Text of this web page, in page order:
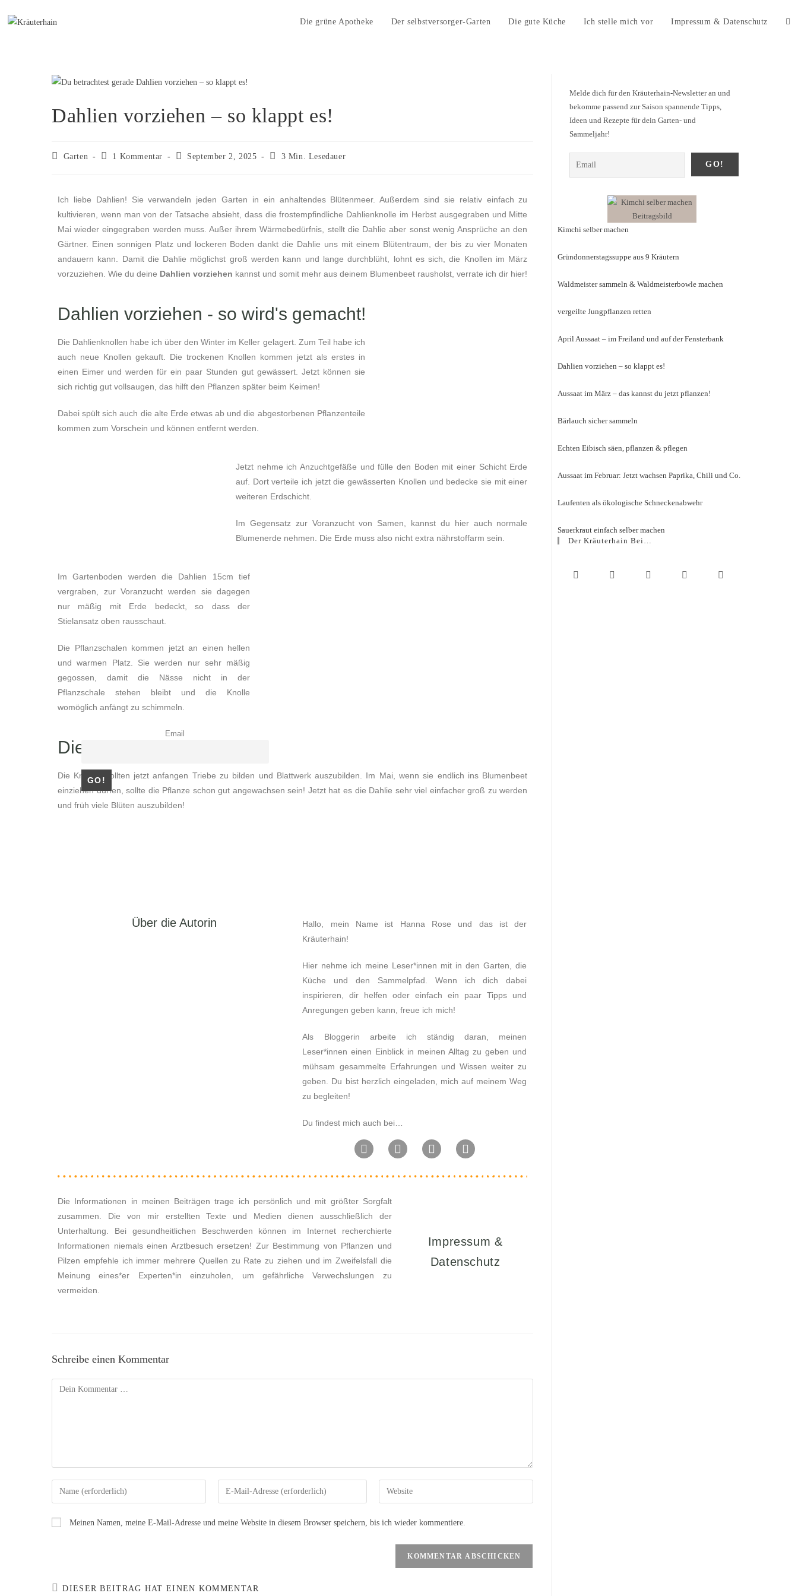
Die grüne Apotheke Der selbstversorger-Garten Die gute Küche Ich stelle mich vor Impressum & Datenschutz
Dahlien vorziehen – so klappt es!
Garten 1 Kommentar September 2, 2025 3 Min. Lesedauer
Ich liebe Dahlien! Sie verwandeln jeden Garten in ein anhaltendes Blütenmeer. Außerdem sind sie relativ einfach zu
kultivieren, wenn man von der Tatsache absieht, dass die frostempfindliche Dahlienknolle im Herbst ausgegraben und Mitte
Mai wieder eingegraben werden muss. Außer ihrem Wärmebedürfnis, stellt die Dahlie aber sonst wenig Ansprüche an den
Gärtner. Einen sonnigen Platz und lockeren Boden dankt die Dahlie uns mit einem Blütentraum, der bis zu vier Monaten
andauern kann. Damit die Dahlie möglichst groß werden kann und lange durchblüht, lohnt es sich, die Knollen im März
vorzuziehen. Wie du deine Dahlien vorziehen kannst und somit mehr aus deinem Blumenbeet rausholst, verrate ich dir hier!
Dahlien vorziehen - so wird's gemacht!
Die Dahlienknollen habe ich über den Winter im Keller gelagert. Zum Teil habe ich
auch neue Knollen gekauft. Die trockenen Knollen kommen jetzt als erstes in
einen Eimer und werden für ein paar Stunden gut gewässert. Jetzt können sie
sich richtig gut vollsaugen, das hilft den Pflanzen später beim Keimen!
Dabei spült sich auch die alte Erde etwas ab und die abgestorbenen Pflanzenteile
kommen zum Vorschein und können entfernt werden.
Jetzt nehme ich Anzuchtgefäße und fülle den Boden mit einer Schicht Erde
auf. Dort verteile ich jetzt die gewässerten Knollen und bedecke sie mit einer
weiteren Erdschicht.
Im Gegensatz zur Voranzucht von Samen, kannst du hier auch normale
Blumenerde nehmen. Die Erde muss also nicht extra nährstoffarm sein.
Im Gartenboden werden die Dahlien 15cm tief
vergraben, zur Voranzucht werden sie dagegen
nur mäßig mit Erde bedeckt, so dass der
Stielansatz oben rausschaut.
Die Pflanzschalen kommen jetzt an einen hellen
und warmen Platz. Sie werden nur sehr mäßig
gegossen, damit die Nässe nicht in der
Pflanzschale stehen bleibt und die Knolle
womöglich anfängt zu schimmeln.
Die Mühe lohnt sich
Die Knollen sollten jetzt anfangen Triebe zu bilden und Blattwerk auszubilden. Im Mai, wenn sie endlich ins Blumenbeet
einziehen dürfen, sollte die Pflanze schon gut angewachsen sein! Jetzt hat es die Dahlie sehr viel einfacher groß zu werden
und früh viele Blüten auszubilden!
Email
Über die Autorin
Hallo, mein Name ist Hanna Rose und das ist der
Kräuterhain!
Hier nehme ich meine Leser*innen mit in den Garten, die
Küche und den Sammelpfad. Wenn ich dich dabei
inspirieren, dir helfen oder einfach ein paar Tipps und
Anregungen geben kann, freue ich mich!
Als Bloggerin arbeite ich ständig daran, meinen
Leser*innen einen Einblick in meinen Alltag zu geben und
mühsam gesammelte Erfahrungen und Wissen weiter zu
geben. Du bist herzlich eingeladen, mich auf meinem Weg
zu begleiten!
Du findest mich auch bei…
Die Informationen in meinen Beiträgen trage ich persönlich und mit größter Sorgfalt
zusammen. Die von mir erstellten Texte und Medien dienen ausschließlich der
Unterhaltung. Bei gesundheitlichen Beschwerden können im Internet recherchierte
Informationen niemals einen Arztbesuch ersetzen! Zur Bestimmung von Pflanzen und
Pilzen empfehle ich immer mehrere Quellen zu Rate zu ziehen und im Zweifelsfall die
Meinung eines*er Experten*in einzuholen, um gefährliche Verwechslungen zu
vermeiden.
Impressum &
Datenschutz
Schreibe einen Kommentar
Meinen Namen, meine E-Mail-Adresse und meine Website in diesem Browser speichern, bis ich wieder kommentiere.
DIESER BEITRAG HAT EINEN KOMMENTAR
Melde dich für den Kräuterhain-Newsletter an und
bekomme passend zur Saison spannende Tipps,
Ideen und Rezepte für dein Garten- und
Sammeljahr!
Kimchi selber machen
Gründonnerstagssuppe aus 9 Kräutern
Waldmeister sammeln & Waldmeisterbowle machen
vergeilte Jungpflanzen retten
April Aussaat – im Freiland und auf der Fensterbank
Dahlien vorziehen – so klappt es!
Aussaat im März – das kannst du jetzt pflanzen!
Bärlauch sicher sammeln
Echten Eibisch säen, pflanzen & pflegen
Aussaat im Februar: Jetzt wachsen Paprika, Chili und Co.
Laufenten als ökologische Schneckenabwehr
Sauerkraut einfach selber machen
Der Kräuterhain Bei…